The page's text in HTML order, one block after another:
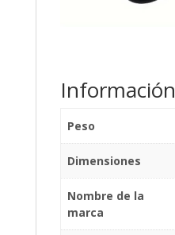
Peso
Dimensiones
Nombre de la
marca